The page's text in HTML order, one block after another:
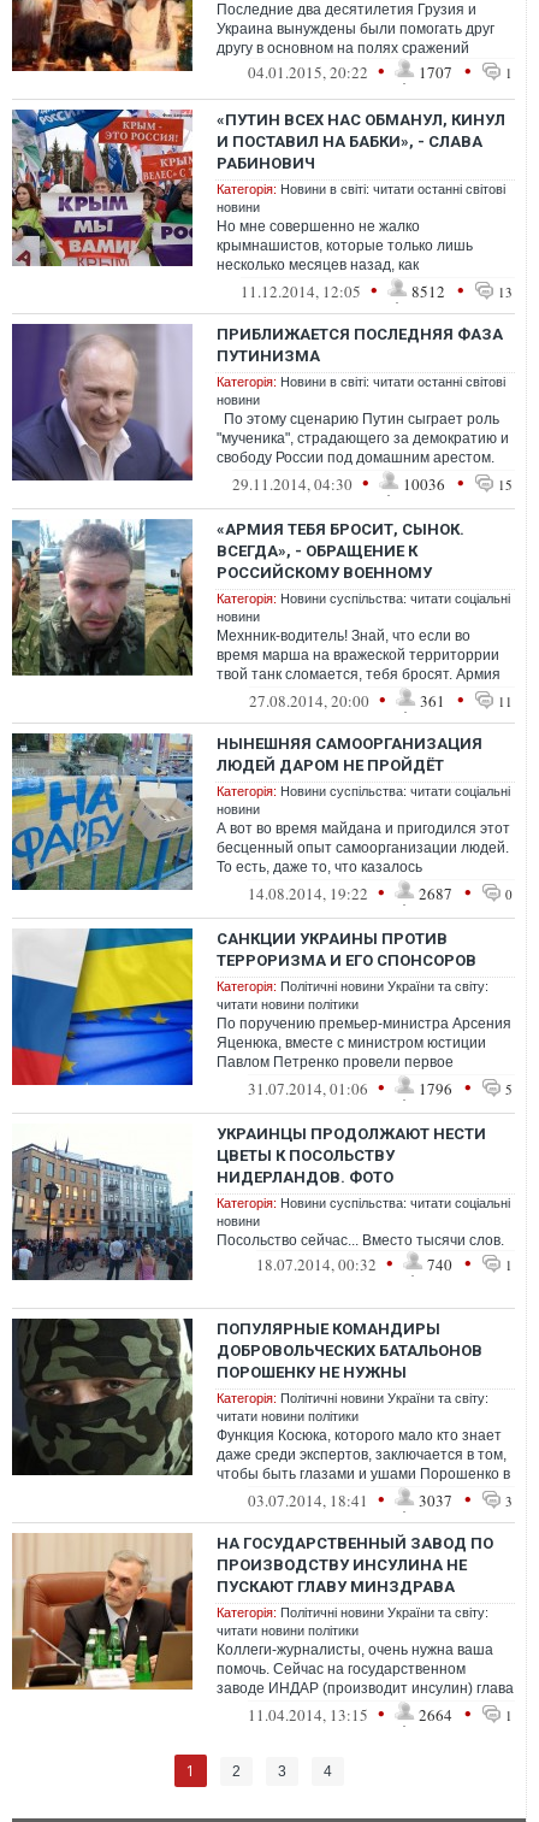
Последние два десятилетия Грузия и
Украина вынуждены были помогать друг
другу в основном на полях сражений
04.01.2015, 20:22 • 1707 • 1
«ПУТИН ВСЕХ НАС ОБМАНУЛ, КИНУЛ
И ПОСТАВИЛ НА БАБКИ», - СЛАВА
РАБИНОВИЧ
Категорія: Новини в світі: читати останні світові
новини
Но мне совершенно не жалко
крымнашистов, которые только лишь
несколько месяцев назад, как
средневековые зомби, повторяли за
Путиным: "Мы всё решим, вс...
11.12.2014, 12:05 • 8512 • 13
ПРИБЛИЖАЕТСЯ ПОСЛЕДНЯЯ ФАЗА
ПУТИНИЗМА
Категорія: Новини в світі: читати останні світові
новини
По этому сценарию Путин сыграет роль
"мученика", страдающего за демократию и
свободу России под домашним арестом.
Таким образом, вместо электр...
29.11.2014, 04:30 • 10036 • 15
«АРМИЯ ТЕБЯ БРОСИТ, СЫНОК.
ВСЕГДА», - ОБРАЩЕНИЕ К
РОССИЙСКОМУ ВОЕННОМУ
Категорія: Новини суспільства: читати соціальні
новини
Мехнник-водитель! Знай, что если во
время марша на вражеской территоррии
твой танк сломается, тебя бросят. Армия
уйдет вперед, в великие дали, выполня...
27.08.2014, 20:00 • 361 • 11
НЫНЕШНЯЯ САМООРГАНИЗАЦИЯ
ЛЮДЕЙ ДАРОМ НЕ ПРОЙДЁТ
Категорія: Новини суспільства: читати соціальні
новини
А вот во время майдана и пригодился этот
бесценный опыт самоорганизации людей.
То есть, даже то, что казалось
бестолковым, на самом деле очень даже
14.08.2014, 19:22 • 2687 • 0
САНКЦИИ УКРАИНЫ ПРОТИВ
ТЕРРОРИЗМА И ЕГО СПОНСОРОВ
Категорія: Політичні новини України та світу:
читати новини політики
По поручению премьер-министра Арсения
Яценюка, вместе с министром юстиции
Павлом Петренко провели первое
заседание правительственного Комитета
31.07.2014, 01:06 • 1796 • 5
УКРАИНЦЫ ПРОДОЛЖАЮТ НЕСТИ
ЦВЕТЫ К ПОСОЛЬСТВУ
НИДЕРЛАНДОВ. ФОТО
Категорія: Новини суспільства: читати соціальні
новини
Посольство сейчас... Вместо тысячи слов.
18.07.2014, 00:32 • 740 • 1
ПОПУЛЯРНЫЕ КОМАНДИРЫ
ДОБРОВОЛЬЧЕСКИХ БАТАЛЬОНОВ
ПОРОШЕНКУ НЕ НУЖНЫ
Категорія: Політичні новини України та світу:
читати новини політики
Функция Косюка, которого мало кто знает
даже среди экспертов, заключается в том,
чтобы быть глазами и ушами Порошенко в
силовых ведомствах. Президент ...
03.07.2014, 18:41 • 3037 • 3
НА ГОСУДАРСТВЕННЫЙ ЗАВОД ПО
ПРОИЗВОДСТВУ ИНСУЛИНА НЕ
ПУСКАЮТ ГЛАВУ МИНЗДРАВА
Категорія: Політичні новини України та світу:
читати новини політики
Коллеги-журналисты, очень нужна ваша
помочь. Сейчас на государственном
заводе ИНДАР (производит инсулин) глава
Минздрава Олег Мусий вместе с другими
11.04.2014, 13:15 • 2664 • 1
1 2 3 4